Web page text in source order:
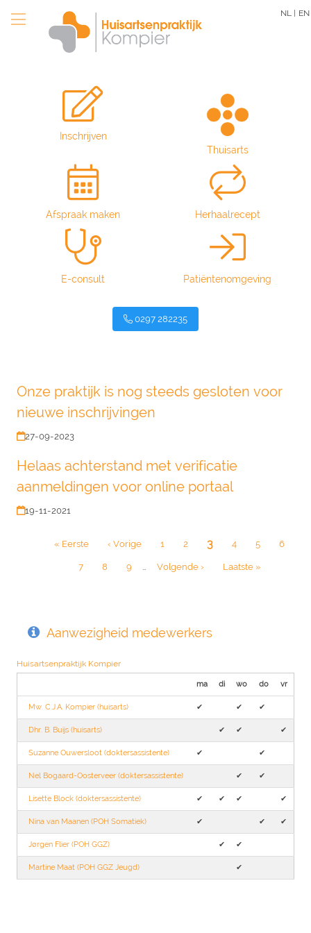
NL | EN
Inschrijven
Thuisarts
Afspraak maken Herhaalrecept
E-consult Patiëntenomgeving
0297 282235
Onze praktijk is nog steeds gesloten voor
nieuwe inschrijvingen
27-09-2023
Helaas achterstand met verificatie
aanmeldingen voor online portaal
19-11-2021
Eerste
« Eerste
Vorige
‹ Vorige Page
1 Page
2
Huidige
3 Page
4 Page
5 Page
6
Page
7 Page
8 Page
9 …
Volgende
Volgende ›
Laatste
Laatste »
Aanwezigheid medewerkers
Huisartsenpraktijk Kompier
ma di wo do vr
Mw. C.J.A. Kompier (huisarts) ✔︎ ✔︎ ✔︎
Dhr. B. Buijs (huisarts) ✔︎ ✔︎ ✔︎
Suzanne Ouwersloot (doktersassistente) ✔︎ ✔︎
Nel Bogaard-Oosterveer (doktersassistente) ✔︎ ✔︎
Lisette Block (doktersassistente) ✔︎ ✔︎ ✔︎ ✔︎
Nina van Maanen (POH Somatiek) ✔︎ ✔︎ ✔︎
Jørgen Flier (POH GGZ) ✔︎ ✔︎
Martine Maat (POH GGZ Jeugd) ✔︎